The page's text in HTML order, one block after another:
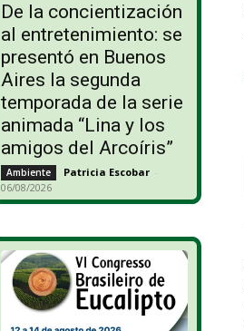
De la concientización
al entretenimiento: se
presentó en Buenos
Aires la segunda
temporada de la serie
animada “Lina y los
amigos del Arcoíris”
Ambiente Patricia Escobar -
06/08/2026